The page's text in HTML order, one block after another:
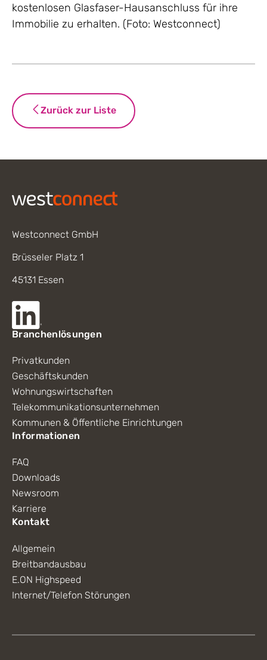
kostenlosen Glasfaser-Hausanschluss für ihre
Immobilie zu erhalten. (Foto: Westconnect)
Zurück zur Liste
Westconnect GmbH
Brüsseler Platz 1
45131 Essen
Branchenlösungen
Privatkunden
Geschäftskunden
Wohnungswirtschaften
Telekommunikationsunternehmen
Kommunen & Öffentliche Einrichtungen
Informationen
FAQ
Downloads
Newsroom
Karriere
Kontakt
Allgemein
Breitbandausbau
E.ON Highspeed
Internet/Telefon Störungen